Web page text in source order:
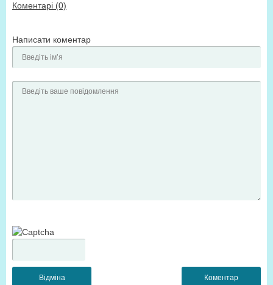
Коментарі (0)
Написати коментар